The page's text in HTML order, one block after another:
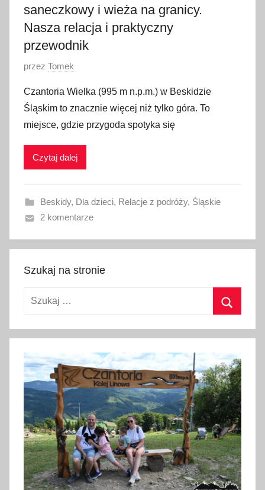
0
2
saneczkowy i wieża na granicy.
Nasza relacja i praktyczny
przewodnik
O
u
b
l
i
a
n
2
9
c
2
0
2
przez Tomek
Czantoria Wielka (995 m n.p.m.) w Beskidzie
Śląskim to znacznie więcej niż tylko góra. To
miejsce, gdzie przygoda spotyka się
Czytaj dalej
Beskidy, Dla dzieci, Relacje z podróży, Śląskie
2 komentarze
Szukaj na stronie
Szukaj: